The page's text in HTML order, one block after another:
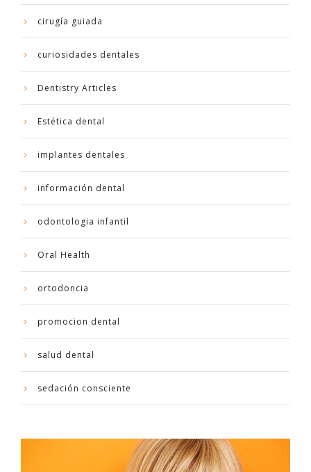
cirugía guiada
curiosidades dentales
Dentistry Articles
Estética dental
implantes dentales
información dental
odontologia infantil
Oral Health
ortodoncia
promocion dental
salud dental
sedación consciente